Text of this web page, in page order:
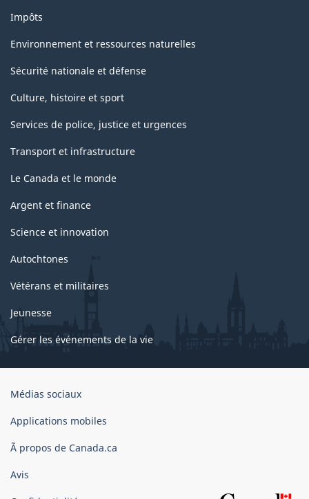
Impôts
Environnement et ressources naturelles
Sécurité nationale et défense
Culture, histoire et sport
Services de police, justice et urgences
Transport et infrastructure
Le Canada et le monde
Argent et finance
Science et innovation
Autochtones
Vétérans et militaires
Jeunesse
Gérer les événements de la vie
Organisation
gouvernement
Canada
Médias sociaux
Applications mobiles
Ã propos de Canada.ca
Avis